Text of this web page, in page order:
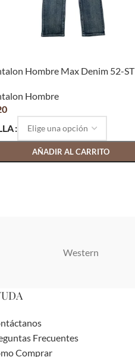
Hombre Max Denim 52-ST
Hombre
AÑADIR AL CARRITO
Western
Frecuentes
Comprar